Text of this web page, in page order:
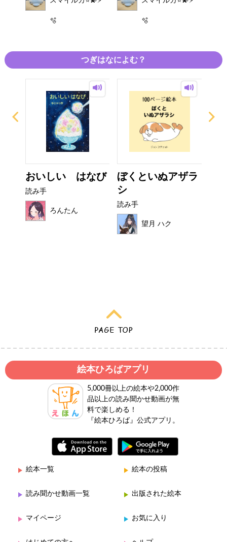
🫧 🫧
つぎはなによむ？
おいしい はなび
読み手
ろんたん
ぼくといぬアザラ
シ
読み手
望月 ハク
絵本ひろばアプリ
5,000冊以上の絵本や2,000作
品以上の読み聞かせ動画が無
料で楽しめる！
『絵本ひろば』公式アプリ。
絵本一覧 絵本の投稿
読み聞かせ動画一覧 出版された絵本
マイページ お気に入り